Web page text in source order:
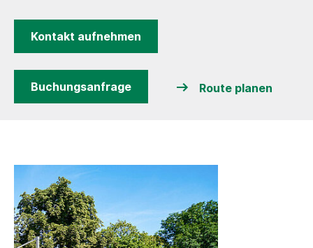
Kontakt aufnehmen
Buchungsanfrage Route planen